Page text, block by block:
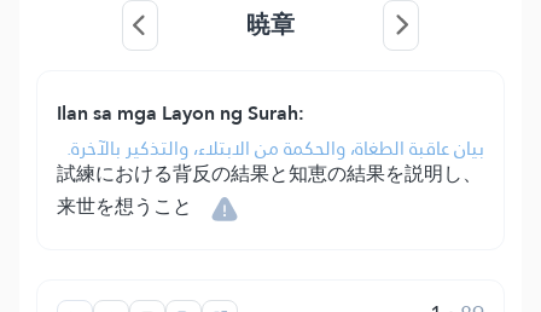
暁章
Ilan sa mga Layon ng Surah:
بيان عاقبة الطغاة، والحكمة من الابتلاء، والتذكير بالآخرة.
試練における背反の結果と知恵の結果を説明し、
来世を想うこと